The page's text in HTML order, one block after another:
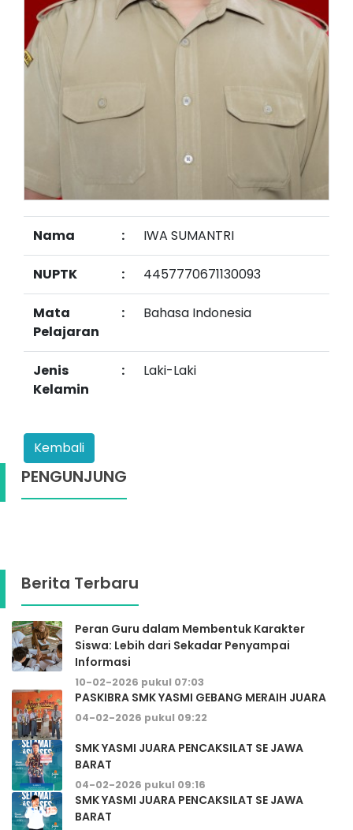
Nama : IWA SUMANTRI
NUPTK : 4457770671130093
Mata
Pelajaran
: Bahasa Indonesia
Jenis
Kelamin
: Laki-Laki
PENGUNJUNG
Berita Terbaru
Peran Guru dalam Membentuk Karakter
Siswa: Lebih dari Sekadar Penyampai
Informasi
10-02-2026 pukul 07:03
PASKIBRA SMK YASMI GEBANG MERAIH JUARA
04-02-2026 pukul 09:22
SMK YASMI JUARA PENCAKSILAT SE JAWA
BARAT
04-02-2026 pukul 09:16
SMK YASMI JUARA PENCAKSILAT SE JAWA
BARAT